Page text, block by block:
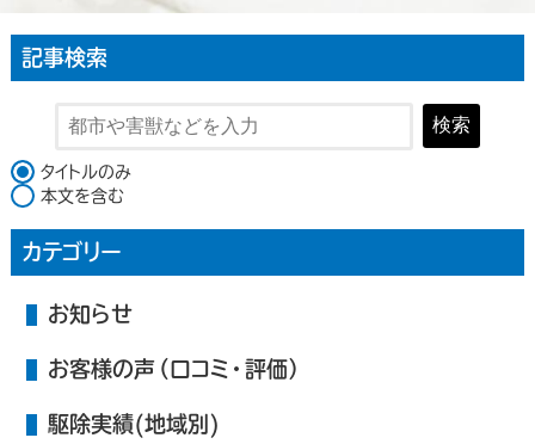
記事検索
検索
検索対象
タイトルのみ
本文を含む
カテゴリー
お知らせ
お客様の声（口コミ・評価）
駆除実績(地域別)